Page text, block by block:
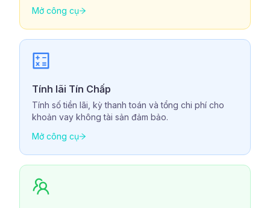
Mở công cụ
Tính lãi Tín Chấp
Tính số tiền lãi, kỳ thanh toán và tổng chi phí cho
khoản vay không tài sản đảm bảo.
Mở công cụ